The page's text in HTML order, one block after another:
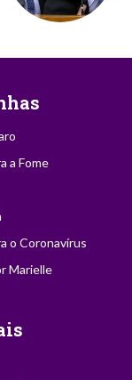
a Fome
o Coronavírus
Marielle